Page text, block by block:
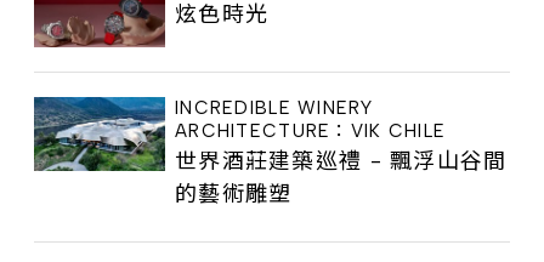
炫色時光
INCREDIBLE WINERY
ARCHITECTURE：VIK CHILE
世界酒莊建築巡禮 - 飄浮山谷間
的藝術雕塑